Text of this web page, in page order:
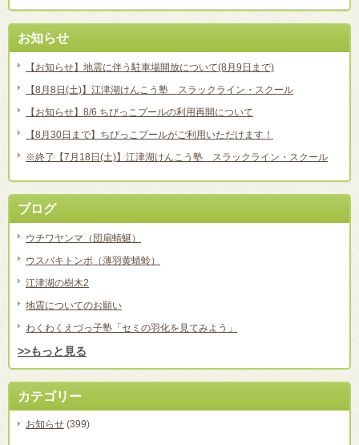
お知らせ
【お知らせ】地震に伴う駐車場開放について(8月9日まで)
【8月8日(土)】江津湖けんこう塾 スラックライン・スクール
【お知らせ】8/6 ちびっこプールの利用再開について
【8月30日まで】ちびっこプールがご利用いただけます！
※終了【7月18日(土)】江津湖けんこう塾 スラックライン・スクール
ブログ
ウチワヤンマ（団扇蜻蜒）
ウスバキトンボ（薄羽黄蜻蛉）
江津湖の樹木2
地震についてのお願い
わくわくえづっ子塾「セミの羽化を見てみよう」
>>もっと見る
カテゴリー
お知らせ (399)